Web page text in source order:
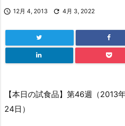
 12月 4, 2013  4月 3, 2022
【本日の試食品】第46週（2013
24日）